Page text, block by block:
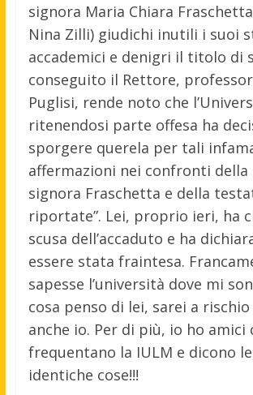
signora Maria Chiara
Nina Zilli) giudichi inutili i suoi
accademici e denigri il titolo di
conseguito il Rettore,
Puglisi, rende noto che
ritenendosi parte offesa ha
sporgere querela per tali
affermazioni nei confronti della
signora Fraschetta e della
riportate”. Lei, proprio ieri, ha
scusa dell’accaduto e ha
essere stata fraintesa.
sapesse l’università dove mi
cosa penso di lei, sarei a
anche io. Per di più, io ho amici
frequentano la IULM e dicono
identiche cose!!!